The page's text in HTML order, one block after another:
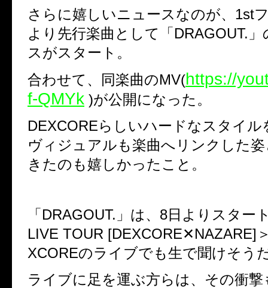
さらに嬉しいニュースなのが、1st
より先行楽曲として「DRAGOUT.
スがスタート。
合わせて、同楽曲のMV(https://
f-QMYk )が公開になった。
DEXCOREらしいハードなスタイル
ヴィジュアルも楽曲へリンクした
きたのも嬉しかったこと。
「DRAGOUT.」は、8日よりスター
LIVE TOUR [DEXCORE✕NAZARE]
XCOREのライブでも生で聞けそう
ライブに足を運ぶ方らは、その衝